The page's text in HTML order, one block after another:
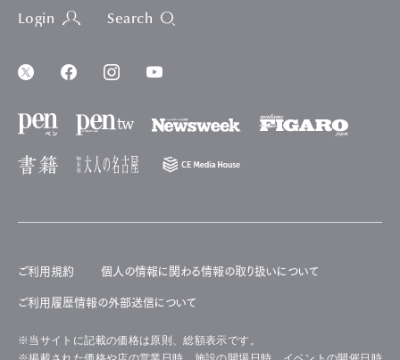
Login Search
ご利用規約 個人の情報に関わる情報の取り扱いについて
ご利用履歴情報の外部送信について
※当サイトに記載の価格は原則、総額表示です。